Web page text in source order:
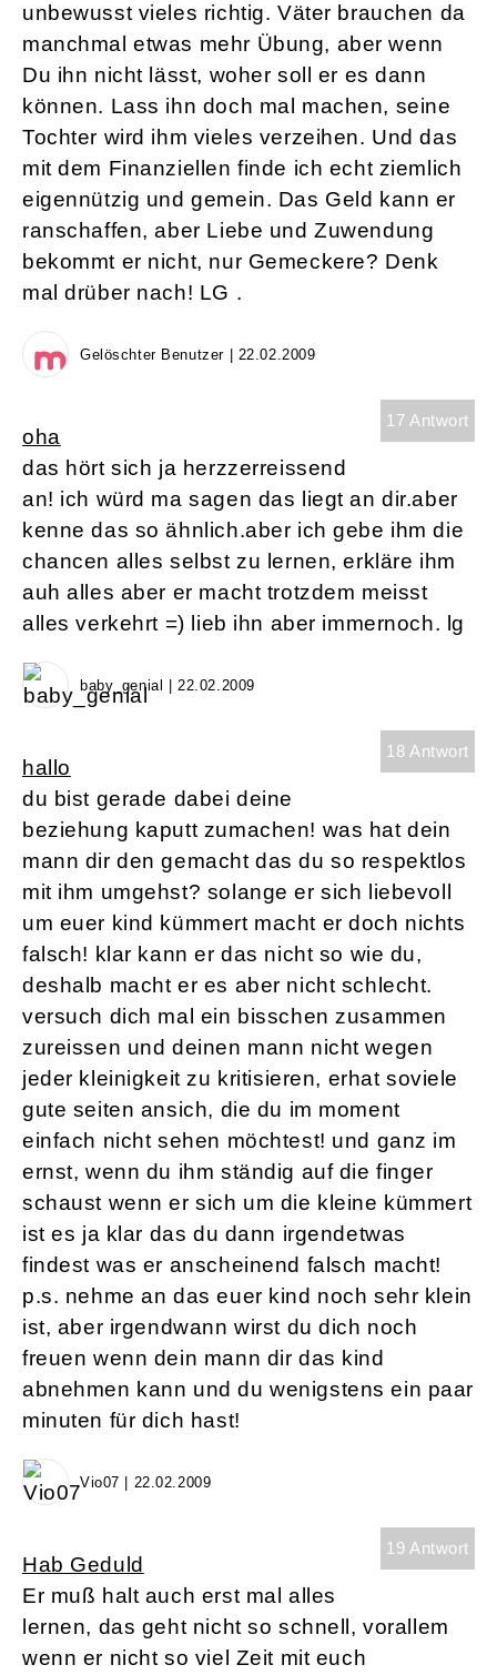
unbewusst vieles richtig. Väter brauchen da
manchmal etwas mehr Übung, aber wenn
Du ihn nicht lässt, woher soll er es dann
können. Lass ihn doch mal machen, seine
Tochter wird ihm vieles verzeihen. Und das
mit dem Finanziellen finde ich echt ziemlich
eigennützig und gemein. Das Geld kann er
ranschaffen, aber Liebe und Zuwendung
bekommt er nicht, nur Gemeckere? Denk
mal drüber nach! LG .
Gelöschter Benutzer | 22.02.2009
17 Antwort
oha
das hört sich ja herzzerreissend
an! ich würd ma sagen das liegt an dir.aber
kenne das so ähnlich.aber ich gebe ihm die
chancen alles selbst zu lernen, erkläre ihm
auh alles aber er macht trotzdem meisst
alles verkehrt =) lieb ihn aber immernoch. lg
baby_genial | 22.02.2009
18 Antwort
hallo
du bist gerade dabei deine
beziehung kaputt zumachen! was hat dein
mann dir den gemacht das du so respektlos
mit ihm umgehst? solange er sich liebevoll
um euer kind kümmert macht er doch nichts
falsch! klar kann er das nicht so wie du,
deshalb macht er es aber nicht schlecht.
versuch dich mal ein bisschen zusammen
zureissen und deinen mann nicht wegen
jeder kleinigkeit zu kritisieren, erhat soviele
gute seiten ansich, die du im moment
einfach nicht sehen möchtest! und ganz im
ernst, wenn du ihm ständig auf die finger
schaust wenn er sich um die kleine kümmert
ist es ja klar das du dann irgendetwas
findest was er anscheinend falsch macht!
p.s. nehme an das euer kind noch sehr klein
ist, aber irgendwann wirst du dich noch
freuen wenn dein mann dir das kind
abnehmen kann und du wenigstens ein paar
minuten für dich hast!
Vio07 | 22.02.2009
19 Antwort
Hab Geduld
Er muß halt auch erst mal alles
lernen, das geht nicht so schnell, vorallem
wenn er nicht so viel Zeit mit euch